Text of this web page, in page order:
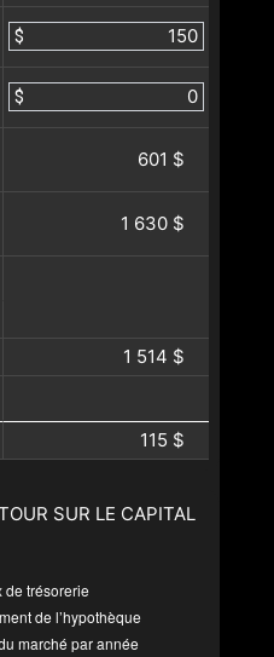
$
$
601 $
1 630 $
1 514 $
115 $
SUR LE CAPITAL